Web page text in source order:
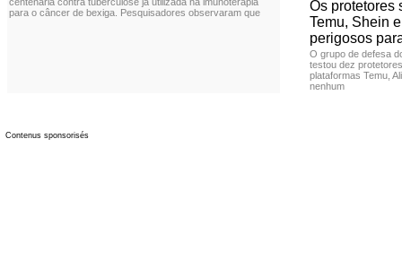
para o câncer de bexiga. Pesquisadores observaram que
Os protetores
Temu, Shein
perigosos
O grupo de defesa
testou dez
plataformas Temu,
nenhum
Contenus sponsorisés